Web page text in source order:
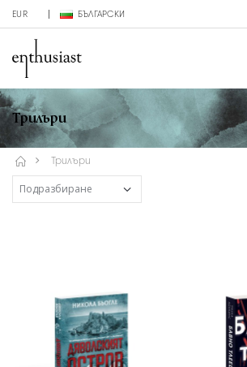
EUR БЪЛГАРСКИ
Трилъри
Трилъри